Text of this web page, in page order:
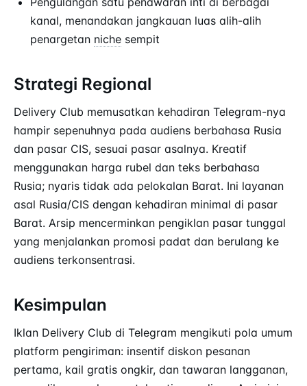
kanal, menandakan jangkauan luas alih-alih
penargetan niche sempit
Strategi Regional
Delivery Club memusatkan kehadiran Telegram-nya
hampir sepenuhnya pada audiens berbahasa Rusia
dan pasar CIS, sesuai pasar asalnya. Kreatif
menggunakan harga rubel dan teks berbahasa
Rusia; nyaris tidak ada pelokalan Barat. Ini layanan
asal Rusia/CIS dengan kehadiran minimal di pasar
Barat. Arsip mencerminkan pengiklan pasar tunggal
yang menjalankan promosi padat dan berulang ke
audiens terkonsentrasi.
Kesimpulan
Iklan Delivery Club di Telegram mengikuti pola umum
platform pengiriman: insentif diskon pesanan
pertama, kail gratis ongkir, dan tawaran langganan,